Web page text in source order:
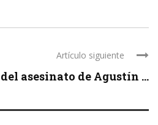
Artículo siguiente
asesinato de Agustín ...